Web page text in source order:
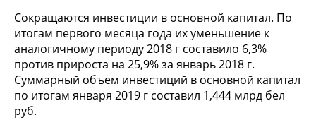
Сокращаются инвестиции в основной капитал. По
итогам первого месяца года их уменьшение к
аналогичному периоду 2018 г составило 6,3%
против прироста на 25,9% за январь 2018 г.
Суммарный объем инвестиций в основной капитал
по итогам января 2019 г составил 1,444 млрд бел
руб.